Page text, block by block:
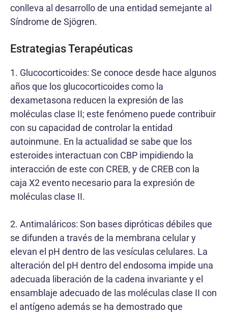
conlleva al desarrollo de una entidad semejante al
Síndrome de Sjögren.
Estrategias Terapéuticas
1. Glucocorticoides: Se conoce desde hace algunos
años que los glucocorticoides como la
dexametasona reducen la expresión de las
moléculas clase II; este fenómeno puede contribuir
con su capacidad de controlar la entidad
autoinmune. En la actualidad se sabe que los
esteroides interactuan con CBP impidiendo la
interacción de este con CREB, y de CREB con la
caja X2 evento necesario para la expresión de
moléculas clase II.
2. Antimaláricos: Son bases dipróticas débiles que
se difunden a través de la membrana celular y
elevan el pH dentro de las vesículas celulares. La
alteración del pH dentro del endosoma impide una
adecuada liberación de la cadena invariante y el
ensamblaje adecuado de las moléculas clase II con
el antígeno además se ha demostrado que